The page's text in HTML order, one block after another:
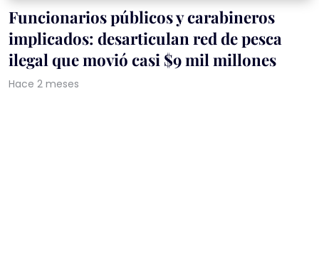
Funcionarios públicos y carabineros
implicados: desarticulan red de pesca
ilegal que movió casi $9 mil millones
Hace 2 meses